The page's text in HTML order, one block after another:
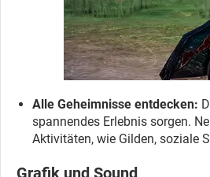
Alle Geheimnisse entdecken:
spannendes Erlebnis sorgen.
Aktivitäten, wie Gilden, soziale
Grafik und Sound